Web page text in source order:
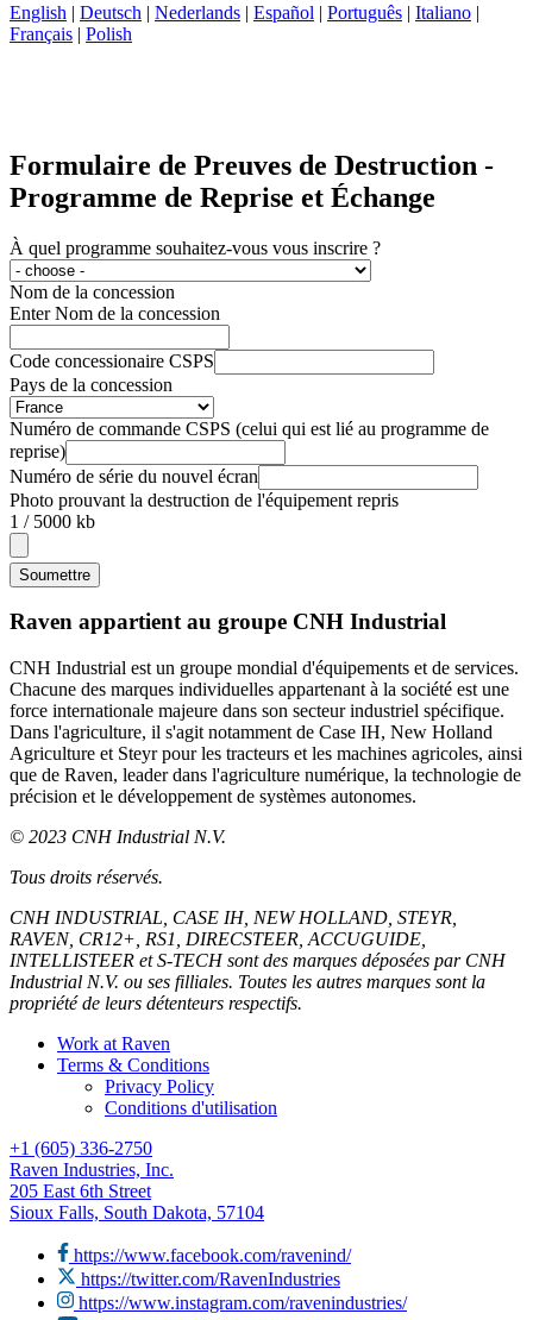
English | Deutsch | Nederlands | Español | Português | Italiano |
Français | Polish
Formulaire de Preuves de Destruction -
Programme de Reprise et Échange
À quel programme souhaitez-vous vous inscrire ?
Nom de la concession
Enter Nom de la concession
Code concessionaire CSPS
Pays de la concession
Numéro de commande CSPS (celui qui est lié au programme de
reprise)
Numéro de série du nouvel écran
Photo prouvant la destruction de l'équipement repris
1 / 5000 kb
Soumettre
Raven appartient au groupe CNH Industrial
CNH Industrial est un groupe mondial d'équipements et de services.
Chacune des marques individuelles appartenant à la société est une
force internationale majeure dans son secteur industriel spécifique.
Dans l'agriculture, il s'agit notamment de Case IH, New Holland
Agriculture et Steyr pour les tracteurs et les machines agricoles, ainsi
que de Raven, leader dans l'agriculture numérique, la technologie de
précision et le développement de systèmes autonomes.
© 2023 CNH Industrial N.V.
Tous droits réservés.
CNH INDUSTRIAL, CASE IH, NEW HOLLAND, STEYR,
RAVEN, CR12+, RS1, DIRECSTEER, ACCUGUIDE,
INTELLISTEER et S-TECH sont des marques déposées par CNH
Industrial N.V. ou ses filliales. Toutes les autres marques sont la
propriété de leurs détenteurs respectifs.
Work at Raven
Terms & Conditions
Privacy Policy
Conditions d'utilisation
+1 (605) 336-2750
Raven Industries, Inc.
205 East 6th Street
Sioux Falls, South Dakota, 57104
https://www.facebook.com/ravenind/
https://twitter.com/RavenIndustries
https://www.instagram.com/ravenindustries/